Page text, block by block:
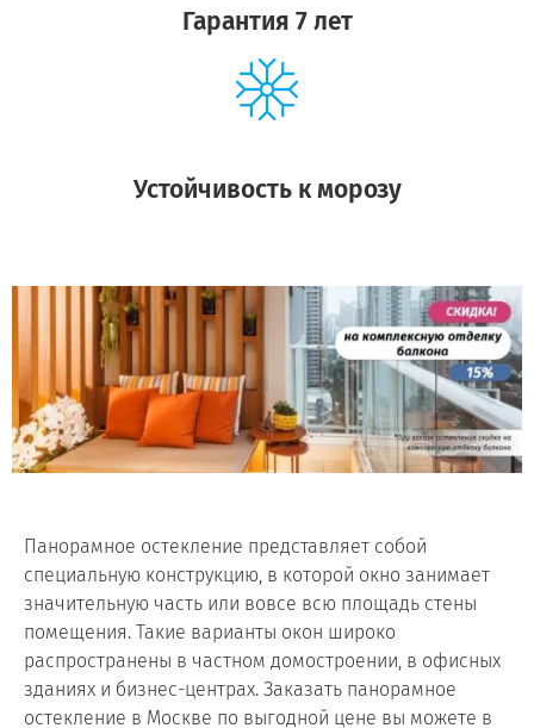
Гарантия 7 лет
Устойчивость к морозу
Панорамное остекление представляет собой
специальную конструкцию, в которой окно занимает
значительную часть или вовсе всю площадь стены
помещения. Такие варианты окон широко
распространены в частном домостроении, в офисных
зданиях и бизнес-центрах. Заказать панорамное
остекление в Москве по выгодной цене вы можете в